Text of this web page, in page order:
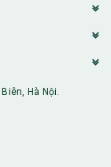
Hà Nội.